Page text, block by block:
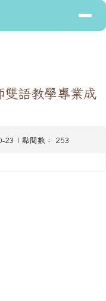
雙語教學專業成
23 | 點閱數： 253